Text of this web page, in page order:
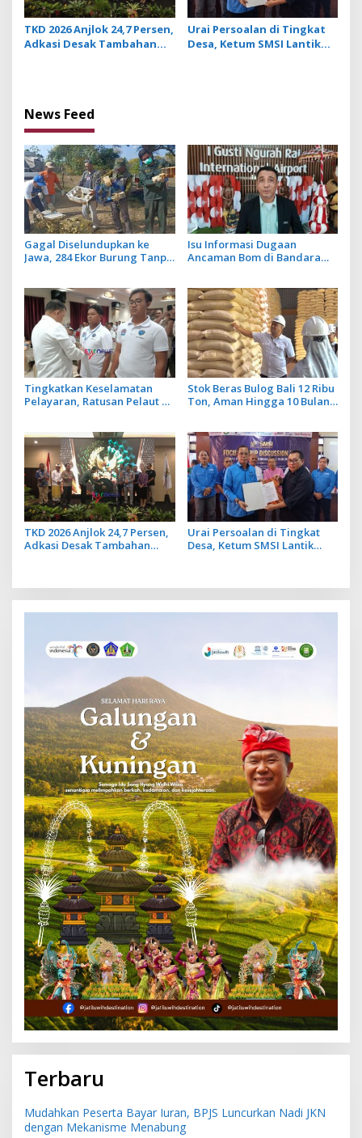
TKD 2026 Anjlok 24,7 Persen,
Adkasi Desak Tambahan
Urai Persoalan di Tingkat
Desa, Ketum SMSI Lantik
News Feed
Gagal Diselundupkan ke
Jawa, 284 Ekor Burung Tanpa
Isu Informasi Dugaan
Ancaman Bom di Bandara
Lancar
Tingkatkan Keselamatan
Pelayaran, Ratusan Pelaut di
Stok Beras Bulog Bali 12 Ribu
Ton, Aman Hingga 10 Bulan
TKD 2026 Anjlok 24,7 Persen,
Adkasi Desak Tambahan
Urai Persoalan di Tingkat
Desa, Ketum SMSI Lantik
Terbaru
Mudahkan Peserta Bayar Iuran, BPJS Luncurkan Nadi JKN
dengan Mekanisme Menabung